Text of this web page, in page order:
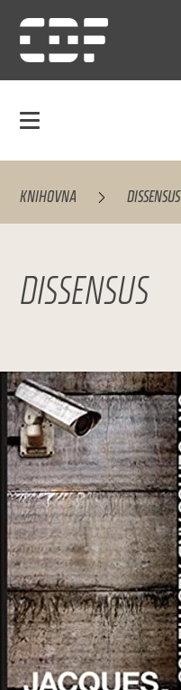
KNIHOVNA DISSENSUS
DISSENSUS